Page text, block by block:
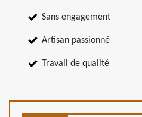
Sans engagement
Artisan passionné
Travail de qualité